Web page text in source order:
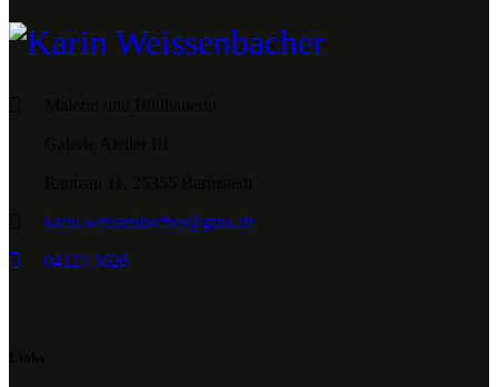
karin.weissenbacher@gmx.de
04123 3026